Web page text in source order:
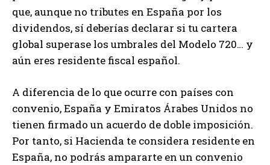
que, aunque no tributes en España por los
dividendos, sí deberías declarar si tu cartera
global superase los umbrales del Modelo 720… y
aún eres residente fiscal español.
A diferencia de lo que ocurre con países con
convenio, España y Emiratos Árabes Unidos no
tienen firmado un acuerdo de doble imposición.
Por tanto, si Hacienda te considera residente en
España, no podrás ampararte en un convenio